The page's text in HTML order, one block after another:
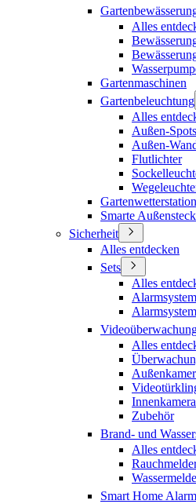
Alles
Gartenmaschinen
Gartenbeleuchtung
Alles
Außen-Spots
Außen-
Flutlichter
Gartenwetterstation
Smarte
Sicherheit
Alles entdecken
Sets
Alles
Alles
Zubehör
Brand- und
Alles
Smart Home